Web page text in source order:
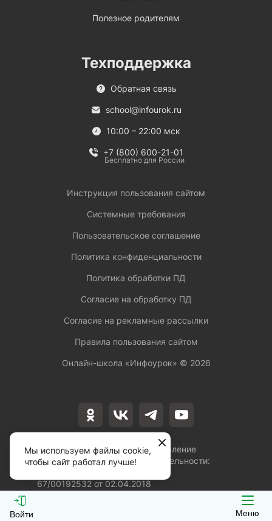
Войти Меню
Лицензия на осуществление
образовательной деятельности:
67/00192532 от 02.04.2018
Полезное родителям
Техподдержка
Обратная связь
school@infourok.ru
10:00 – 22:00 мск
+7 (800) 600-21-01
Бесплатно для России
Инструкция пользования сайтом
Системные требования
Пользовательское соглашение
Политика конфиденциальности
Политика обработки ПД
Согласие на обработку ПД
Согласие на рекламные рассылки
Правила пользования сайтом
Онлайн-школа «Инфоурок» © 2026
Мы используем файлы cookie,
чтобы сайт работал лучше!